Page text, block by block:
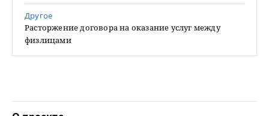
Другое
Расторжение договора на оказание услуг между
физлицами